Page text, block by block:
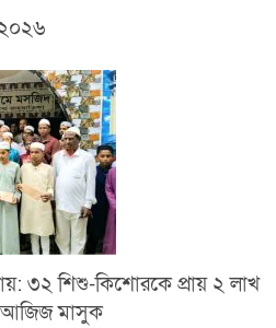
৩২ শিশু-কিশোরকে প্রায় ২ লাখ
আজিজ মাসুক